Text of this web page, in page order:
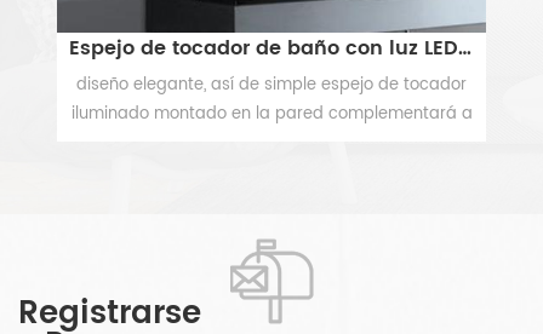
Espejo de tocador de baño con luz LED de montaje en pared sin marco
diseño elegante, así de simple espejo de tocador
iluminado montado en la pared complementará a
iluminación brille a través. de este hermoso espejo
led rectangular creará una apariencia fresca y
emocionante para el diseño de su baño al
Registrarse